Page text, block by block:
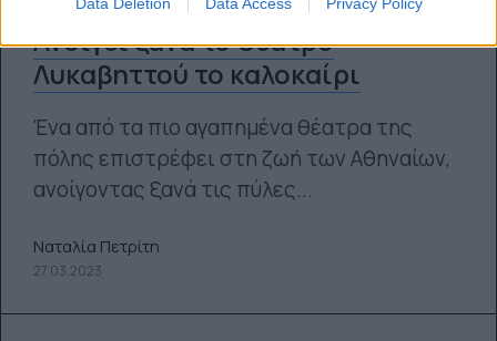
Ανοίγει ξανά το Θέατρο
Λυκαβηττού το καλοκαίρι
Ένα από τα πιο αγαπημένα θέατρα της
πόλης επιστρέφει στη ζωή των Αθηναίων,
ανοίγοντας ξανά τις πύλες...
Ναταλία Πετρίτη
27.03.2023